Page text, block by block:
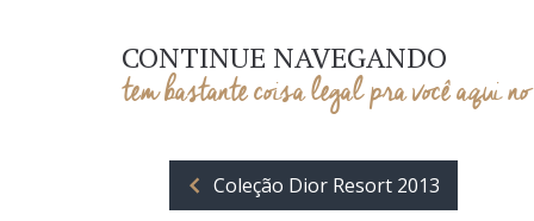
CONTINUE NAVEGANDO
tem bastante coisa legal pra você aqui
Coleção Dior Resort 2013